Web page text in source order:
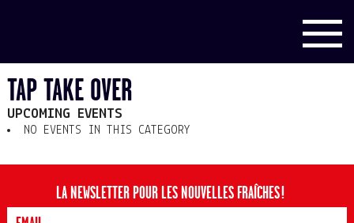
TAP TAKE OVER
UPCOMING EVENTS
NO EVENTS IN THIS CATEGORY
LA NEWSLETTER POUR LES NOUVELLES FRAÎCHES !